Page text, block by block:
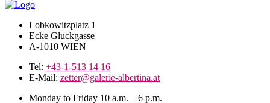
Lobkowitzplatz 1
Ecke Gluckgasse
A-1010 WIEN
Tel: +43-1-513 14 16
E-Mail: zetter@galerie-albertina.at
Monday to Friday 10 a.m. – 6 p.m.